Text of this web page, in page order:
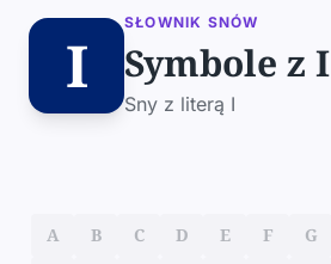
I
SŁOWNIK SNÓW
Symbole z I
Sny z literą I
A B C D E F G